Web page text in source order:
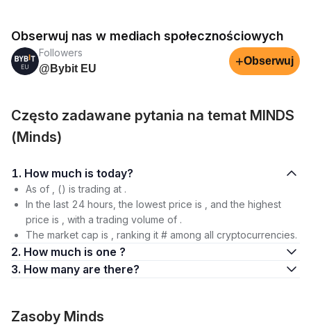
Obserwuj nas w mediach społecznościowych
Followers
@Bybit EU
+Obserwuj
Często zadawane pytania na temat MINDS
(Minds)
1. How much is today?
As of , () is trading at .
In the last 24 hours, the lowest price is , and the highest
price is , with a trading volume of .
The market cap is , ranking it # among all cryptocurrencies.
2. How much is one ?
3. How many are there?
Zasoby Minds